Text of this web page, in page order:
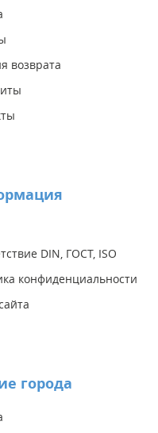
возврата
DIN, ГОСТ, ISO
конфиденциальности
города